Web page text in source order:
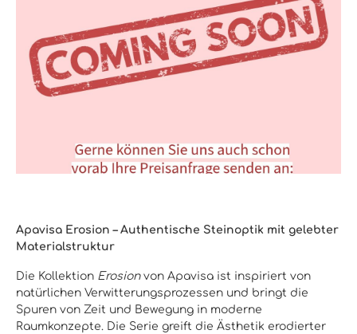
Apavisa Erosion – Authentische Steinoptik mit gelebter
Materialstruktur
Die Kollektion Erosionvon Apavisa ist inspiriert von
natürlichen Verwitterungsprozessen und bringt die
Spuren von Zeit und Bewegung in moderne
Raumkonzepte. Die Serie greift die Ästhetik erodierter